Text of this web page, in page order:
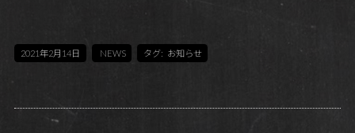
2021年2月14日 NEWS タグ: お知らせ